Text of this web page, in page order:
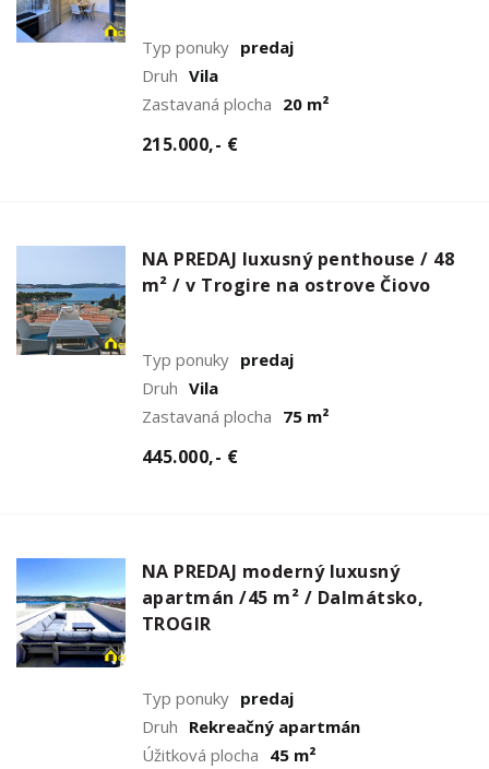
Typ ponuky predaj
Druh Vila
Zastavaná plocha 20 m²
215.000,- €
NA PREDAJ luxusný penthouse / 48
m² / v Trogire na ostrove Čiovo
Typ ponuky predaj
Druh Vila
Zastavaná plocha 75 m²
445.000,- €
NA PREDAJ moderný luxusný
apartmán /45 m² / Dalmátsko,
TROGIR
Typ ponuky predaj
Druh Rekreačný apartmán
Úžitková plocha 45 m²